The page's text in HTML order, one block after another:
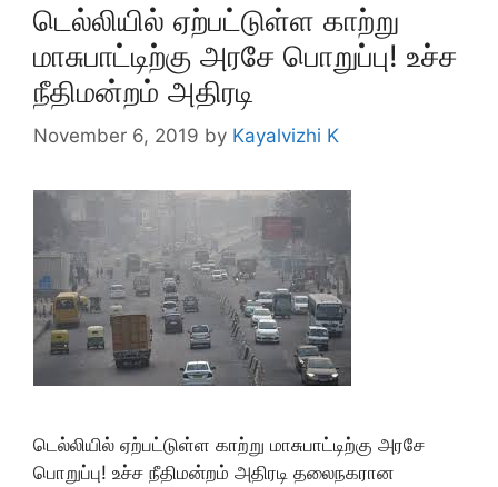
டெல்லியில் ஏற்பட்டுள்ள காற்று
மாசுபாட்டிற்கு அரசே பொறுப்பு! உச்ச
நீதிமன்றம் அதிரடி
November 6, 2019 by Kayalvizhi K
டெல்லியில் ஏற்பட்டுள்ள காற்று மாசுபாட்டிற்கு அரசே
பொறுப்பு! உச்ச நீதிமன்றம் அதிரடி தலைநகரான